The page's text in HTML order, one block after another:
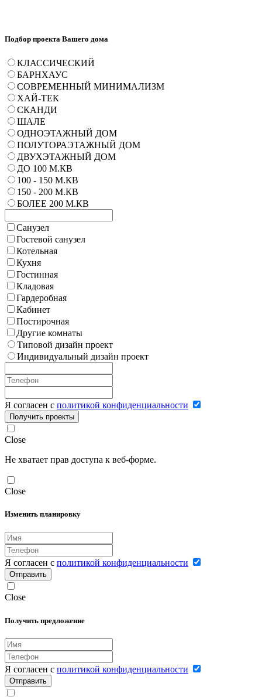
Подбор проекта Вашего дома
КЛАССИЧЕСКИЙ
БАРНХАУС
СОВРЕМЕННЫЙ МИНИМАЛИЗМ
ХАЙ-ТЕК
СКАНДИ
ШАЛЕ
ОДНОЭТАЖНЫЙ ДОМ
ПОЛУТОРАЭТАЖНЫЙ ДОМ
ДВУХЭТАЖНЫЙ ДОМ
ДО 100 М.КВ
100 - 150 М.КВ
150 - 200 М.КВ
БОЛЕЕ 200 М.КВ
Санузел
Гостевой санузел
Котельная
Кухня
Гостинная
Кладовая
Гардеробная
Кабинет
Постирочная
Другие комнаты
Типовой дизайн проект
Индивидуальный дизайн проект
Я согласен с политикой конфиденциальности
Получить проекты
Close
Не хватает прав доступа к веб-форме.
Close
Изменить планировку
Я согласен с политикой конфиденциальности
Отправить
Close
Получить предложение
Я согласен с политикой конфиденциальности
Отправить